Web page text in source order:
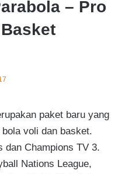
– Pro
paket baru yang
voli dan basket.
dan Champions TV 3.
Nations League,